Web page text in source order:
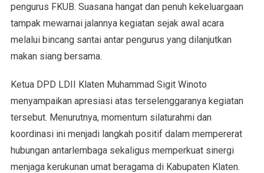
pengurus FKUB. Suasana hangat dan penuh kekeluargaan
tampak mewarnai jalannya kegiatan sejak awal acara
melalui bincang santai antar pengurus yang dilanjutkan
makan siang bersama.
Ketua DPD LDII Klaten Muhammad Sigit Winoto
menyampaikan apresiasi atas terselenggaranya kegiatan
tersebut. Menurutnya, momentum silaturahmi dan
koordinasi ini menjadi langkah positif dalam mempererat
hubungan antarlembaga sekaligus memperkuat sinergi
menjaga kerukunan umat beragama di Kabupaten Klaten.